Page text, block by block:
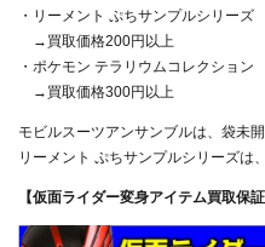
・リーメント ぷちサンプルシリーズ
→買取価格200円以上
・ポケモン テラリウムコレクション
→買取価格300円以上
モビルスーツアンサンブルは、袋未
リーメント ぷちサンプルシリーズは
【仮面ライダー変身アイテム買取保証